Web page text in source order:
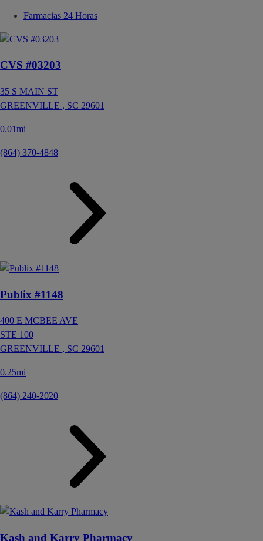
Farmacias 24 Horas
CVS #03203
35 S MAIN ST
GREENVILLE , SC 29601
0.01mi
(864) 370-4848
Publix #1148
400 E MCBEE AVE
STE 100
GREENVILLE , SC 29601
0.25mi
(864) 240-2020
Kash and Karry Pharmacy